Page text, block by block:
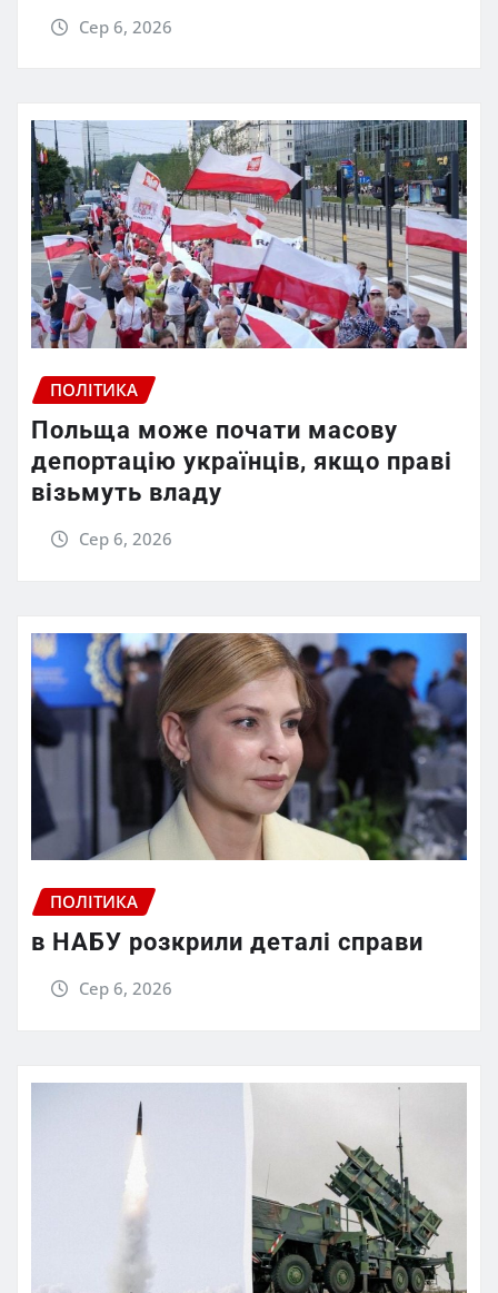
Сер 6, 2026
ПОЛІТИКА
Польща може почати масову
депортацію українців, якщо праві
візьмуть владу
Сер 6, 2026
ПОЛІТИКА
в НАБУ розкрили деталі справи
Сер 6, 2026